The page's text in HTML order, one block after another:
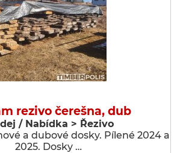
rezivo čerešna, dub
/ Nabídka > Řezivo
a dubové dosky. Pílené 2024 a
2025. Dosky …